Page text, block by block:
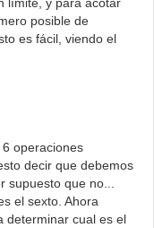
posible de
es fácil, viendo el
operaciones
decir que debemos
que no...
el sexto. Ahora
determinar cual es el